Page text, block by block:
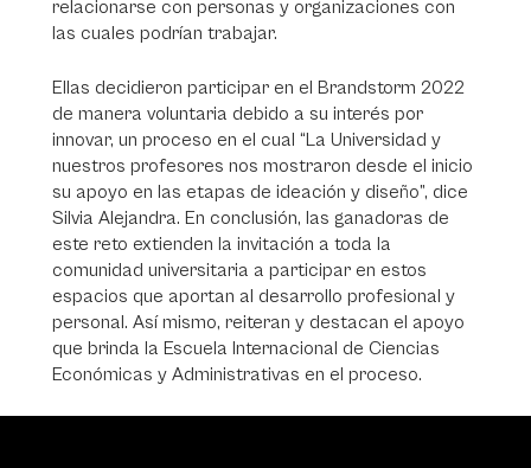
relacionarse con personas y organizaciones con
las cuales podrían trabajar.
Ellas decidieron participar en el Brandstorm 2022
de manera voluntaria debido a su interés por
innovar, un proceso en el cual “La Universidad y
nuestros profesores nos mostraron desde el inicio
su apoyo en las etapas de ideación y diseño”, dice
Silvia Alejandra. En conclusión, las ganadoras de
este reto extienden la invitación a toda la
comunidad universitaria a participar en estos
espacios que aportan al desarrollo profesional y
personal. Así mismo, reiteran y destacan el apoyo
que brinda la Escuela Internacional de Ciencias
Económicas y Administrativas en el proceso.